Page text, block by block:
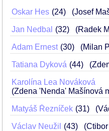
Oskar Hes 24 (Josef
Jan Nedbal 32 (Radek
Adam Ernest 30 (Milan
Tatiana Dyková 44
Karolína Lea Nováková
(Zdena 'Nenda' Mašínová
Matyáš Řezníček 31
Václav Neužil 43